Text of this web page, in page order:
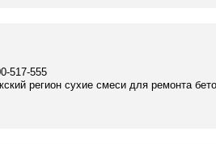
517-555
регион сухие смеси для ремонта